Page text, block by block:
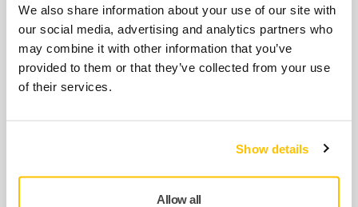
We also share information about your use of our site with
our social media, advertising and analytics partners who
may combine it with other information that you’ve
provided to them or that they’ve collected from your use
of their services.
Show details
Allow all
2.5Ah
8991122211